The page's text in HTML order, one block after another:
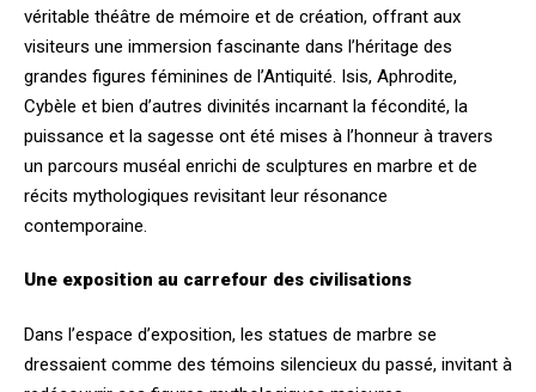
véritable théâtre de mémoire et de création, offrant aux
visiteurs une immersion fascinante dans l’héritage des
grandes figures féminines de l’Antiquité. Isis, Aphrodite,
Cybèle et bien d’autres divinités incarnant la fécondité, la
puissance et la sagesse ont été mises à l’honneur à travers
un parcours muséal enrichi de sculptures en marbre et de
récits mythologiques revisitant leur résonance
contemporaine.
Une exposition au carrefour des civilisations
Dans l’espace d’exposition, les statues de marbre se
dressaient comme des témoins silencieux du passé, invitant à